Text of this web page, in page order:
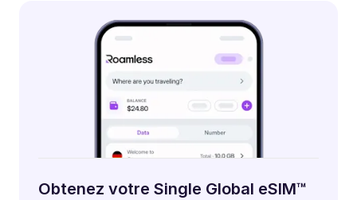
Obtenez votre Single Global eSIM™